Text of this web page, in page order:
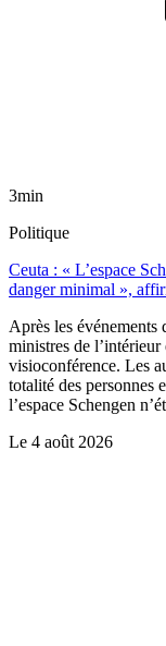
3min
Politique
Ceuta : « L’espace
danger minimal »,
Après les événements
ministres de l’intérieur
visioconférence. Les
totalité des personnes
l’espace Schengen
Le 4 août 2026